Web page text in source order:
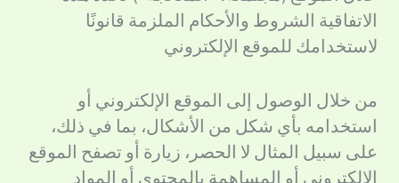
الاتفاقية الشروط والأحكام الملزمة قانونًا
لاستخدامك للموقع الإلكتروني
من خلال الوصول إلى الموقع الإلكتروني أو
استخدامه بأي شكل من الأشكال، بما في ذلك،
على سبيل المثال لا الحصر، زيارة أو تصفح الموقع
الإلكتروني أو المساهمة بالمحتوى أو المواد